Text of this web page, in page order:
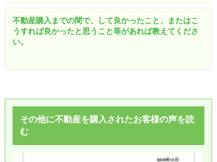
不動産購入までの間で、して良かったこと、またはこ
うすれば良かったと思うこと等があれば教えてくださ
い。
その他に不動産を購入されたお客様の声を読
む